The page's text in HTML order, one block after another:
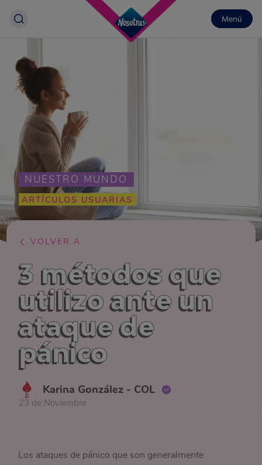
Menú
NUESTRO MUNDO
ARTÍCULOS USUARIAS
VOLVER A
3 métodos que
utilizo ante un
ataque de
pánico
Karina González - COL
23 de Noviembre
Los ataques de pánico que son generalmente